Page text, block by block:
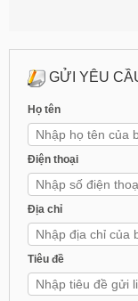
GỬI YÊU
Họ tên
Điện thoại
Địa chỉ
Tiêu đề